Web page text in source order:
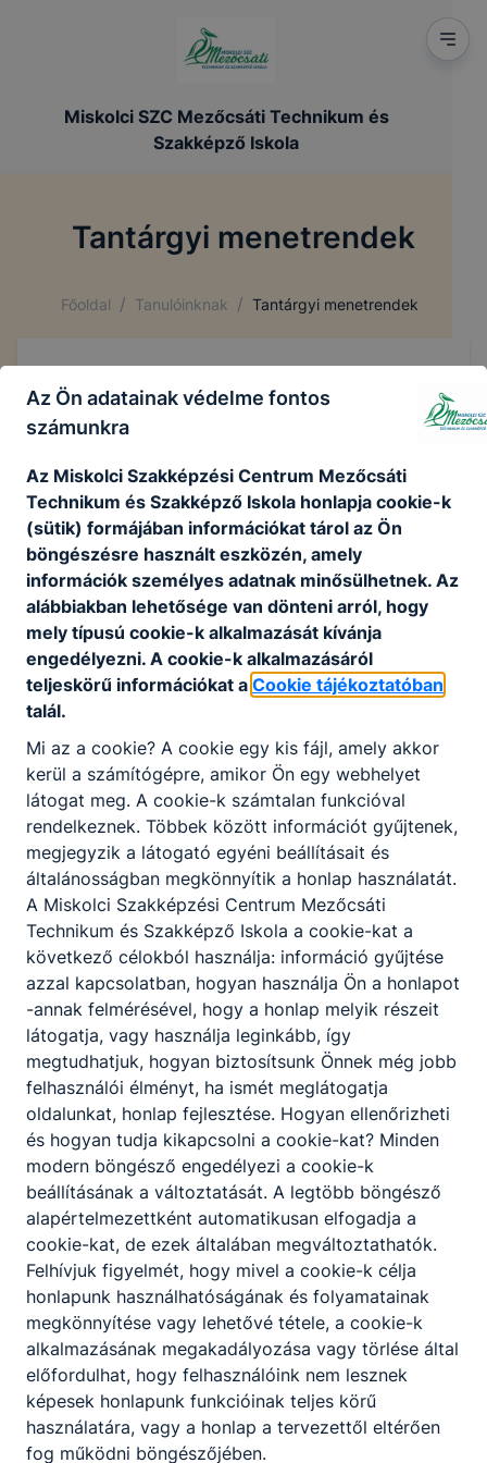
Miskolci SZC Mezőcsáti Technikum és
Szakképző Iskola
Tantárgyi menetrendek
Főoldal / Tanulóinknak / Tantárgyi menetrendek
Aktuális információ
feltöltés alatt......
feltöltés alatt......
Partnereink
Az Ön adatainak védelme fontos
számunkra
Az Miskolci Szakképzési Centrum Mezőcsáti
Technikum és Szakképző Iskola honlapja cookie-k
(sütik) formájában információkat tárol az Ön
böngészésre használt eszközén, amely
információk személyes adatnak minősülhetnek. Az
alábbiakban lehetősége van dönteni arról, hogy
mely típusú cookie-k alkalmazását kívánja
engedélyezni. A cookie-k alkalmazásáról
teljeskörű információkat a Cookie tájékoztatóban
talál.
Mi az a cookie? A cookie egy kis fájl, amely akkor
kerül a számítógépre, amikor Ön egy webhelyet
látogat meg. A cookie-k számtalan funkcióval
rendelkeznek. Többek között információt gyűjtenek,
megjegyzik a látogató egyéni beállításait és
általánosságban megkönnyítik a honlap használatát.
A Miskolci Szakképzési Centrum Mezőcsáti
Technikum és Szakképző Iskola a cookie-kat a
következő célokból használja: információ gyűjtése
azzal kapcsolatban, hogyan használja Ön a honlapot
-annak felmérésével, hogy a honlap melyik részeit
látogatja, vagy használja leginkább, így
megtudhatjuk, hogyan biztosítsunk Önnek még jobb
felhasználói élményt, ha ismét meglátogatja
oldalunkat, honlap fejlesztése. Hogyan ellenőrizheti
és hogyan tudja kikapcsolni a cookie-kat? Minden
modern böngésző engedélyezi a cookie-k
beállításának a változtatását. A legtöbb böngésző
alapértelmezettként automatikusan elfogadja a
cookie-kat, de ezek általában megváltoztathatók.
Felhívjuk figyelmét, hogy mivel a cookie-k célja
honlapunk használhatóságának és folyamatainak
megkönnyítése vagy lehetővé tétele, a cookie-k
alkalmazásának megakadályozása vagy törlése által
előfordulhat, hogy felhasználóink nem lesznek
képesek honlapunk funkcióinak teljes körű
használatára, vagy a honlap a tervezettől eltérően
fog működni böngészőjében.